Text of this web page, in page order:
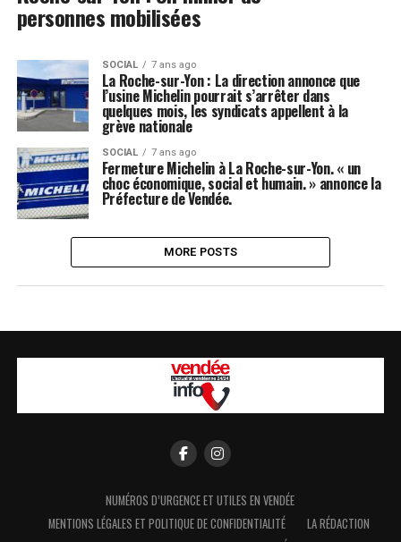
personnes mobilisées
SOCIAL 7 ans ago
La Roche-sur-Yon : La direction annonce que
l’usine Michelin pourrait s’arrêter dans
quelques mois, les syndicats appellent à la
grève nationale
SOCIAL 7 ans ago
Fermeture Michelin à La Roche-sur-Yon. « un
choc économique, social et humain. » annonce la
Préfecture de Vendée.
MORE POSTS
NUMÉROS D’URGENCE ET UTILES EN VENDÉE
MENTIONS LÉGALES ET POLITIQUE DE CONFIDENTIALITÉ
LA RÉDACTION